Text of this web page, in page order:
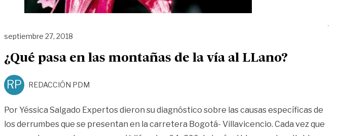
septiembre 27, 2018
¿Qué pasa en las montañas de la vía al LLano?
RP REDACCIÓN PDM
Por Yéssica Salgado Expertos dieron su diagnóstico sobre las causas específicas de
los derrumbes que se presentan en la carretera Bogotá- Villavicencio. Cada vez que